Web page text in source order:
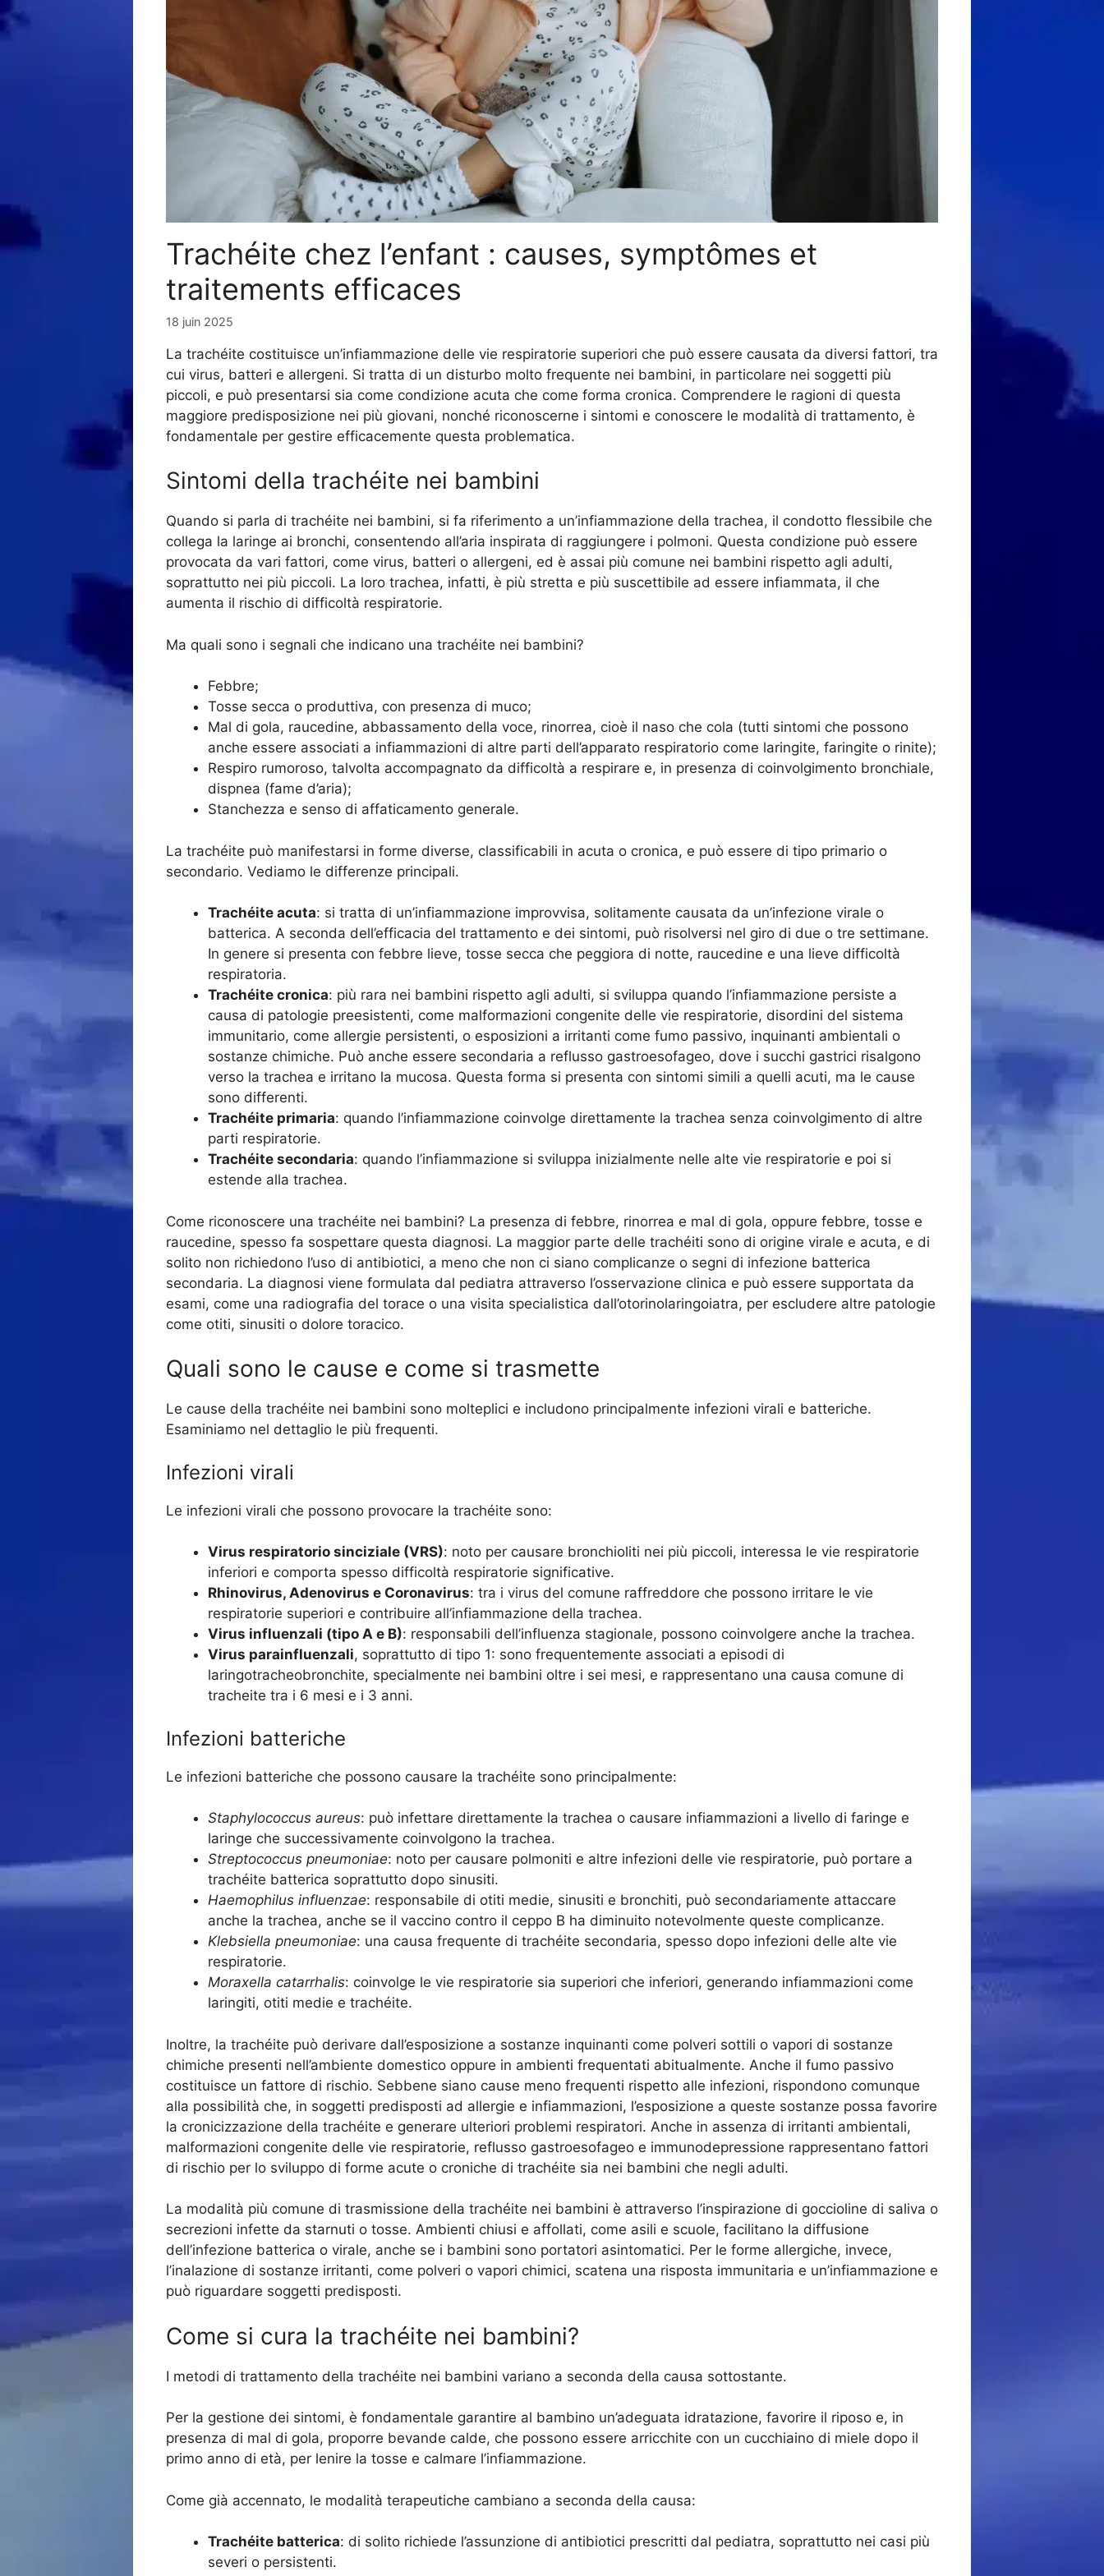
Trachéite chez l’enfant : causes, symptômes et
traitements efficaces
18 juin 2025
La trachéite costituisce un’infiammazione delle vie respiratorie superiori che può essere causata da diversi fattori, tra
cui virus, batteri e allergeni. Si tratta di un disturbo molto frequente nei bambini, in particolare nei soggetti più
piccoli, e può presentarsi sia come condizione acuta che come forma cronica. Comprendere le ragioni di questa
maggiore predisposizione nei più giovani, nonché riconoscerne i sintomi e conoscere le modalità di trattamento, è
fondamentale per gestire efficacemente questa problematica.
Sintomi della trachéite nei bambini
Quando si parla di trachéite nei bambini, si fa riferimento a un’infiammazione della trachea, il condotto flessibile che
collega la laringe ai bronchi, consentendo all’aria inspirata di raggiungere i polmoni. Questa condizione può essere
provocata da vari fattori, come virus, batteri o allergeni, ed è assai più comune nei bambini rispetto agli adulti,
soprattutto nei più piccoli. La loro trachea, infatti, è più stretta e più suscettibile ad essere infiammata, il che
aumenta il rischio di difficoltà respiratorie.
Ma quali sono i segnali che indicano una trachéite nei bambini?
Febbre;
Tosse secca o produttiva, con presenza di muco;
Mal di gola, raucedine, abbassamento della voce, rinorrea, cioè il naso che cola (tutti sintomi che possono
anche essere associati a infiammazioni di altre parti dell’apparato respiratorio come laringite, faringite o rinite);
Respiro rumoroso, talvolta accompagnato da difficoltà a respirare e, in presenza di coinvolgimento bronchiale,
dispnea (fame d’aria);
Stanchezza e senso di affaticamento generale.
La trachéite può manifestarsi in forme diverse, classificabili in acuta o cronica, e può essere di tipo primario o
secondario. Vediamo le differenze principali.
Trachéite acuta: si tratta di un’infiammazione improvvisa, solitamente causata da un’infezione virale o
batterica. A seconda dell’efficacia del trattamento e dei sintomi, può risolversi nel giro di due o tre settimane.
In genere si presenta con febbre lieve, tosse secca che peggiora di notte, raucedine e una lieve difficoltà
respiratoria.
Trachéite cronica: più rara nei bambini rispetto agli adulti, si sviluppa quando l’infiammazione persiste a
causa di patologie preesistenti, come malformazioni congenite delle vie respiratorie, disordini del sistema
immunitario, come allergie persistenti, o esposizioni a irritanti come fumo passivo, inquinanti ambientali o
sostanze chimiche. Può anche essere secondaria a reflusso gastroesofageo, dove i succhi gastrici risalgono
verso la trachea e irritano la mucosa. Questa forma si presenta con sintomi simili a quelli acuti, ma le cause
sono differenti.
Trachéite primaria: quando l’infiammazione coinvolge direttamente la trachea senza coinvolgimento di altre
parti respiratorie.
Trachéite secondaria: quando l’infiammazione si sviluppa inizialmente nelle alte vie respiratorie e poi si
estende alla trachea.
Come riconoscere una trachéite nei bambini? La presenza di febbre, rinorrea e mal di gola, oppure febbre, tosse e
raucedine, spesso fa sospettare questa diagnosi. La maggior parte delle trachéiti sono di origine virale e acuta, e di
solito non richiedono l’uso di antibiotici, a meno che non ci siano complicanze o segni di infezione batterica
secondaria. La diagnosi viene formulata dal pediatra attraverso l’osservazione clinica e può essere supportata da
esami, come una radiografia del torace o una visita specialistica dall’otorinolaringoiatra, per escludere altre patologie
come otiti, sinusiti o dolore toracico.
Quali sono le cause e come si trasmette
Le cause della trachéite nei bambini sono molteplici e includono principalmente infezioni virali e batteriche.
Esaminiamo nel dettaglio le più frequenti.
Infezioni virali
Le infezioni virali che possono provocare la trachéite sono:
Virus respiratorio sinciziale (VRS): noto per causare bronchioliti nei più piccoli, interessa le vie respiratorie
inferiori e comporta spesso difficoltà respiratorie significative.
Rhinovirus, Adenovirus e Coronavirus: tra i virus del comune raffreddore che possono irritare le vie
respiratorie superiori e contribuire all’infiammazione della trachea.
Virus influenzali (tipo A e B): responsabili dell’influenza stagionale, possono coinvolgere anche la trachea.
Virus parainfluenzali, soprattutto di tipo 1: sono frequentemente associati a episodi di
laringotracheobronchite, specialmente nei bambini oltre i sei mesi, e rappresentano una causa comune di
tracheite tra i 6 mesi e i 3 anni.
Infezioni batteriche
Le infezioni batteriche che possono causare la trachéite sono principalmente:
Staphylococcus aureus: può infettare direttamente la trachea o causare infiammazioni a livello di faringe e
laringe che successivamente coinvolgono la trachea.
Streptococcus pneumoniae: noto per causare polmoniti e altre infezioni delle vie respiratorie, può portare a
trachéite batterica soprattutto dopo sinusiti.
Haemophilus influenzae: responsabile di otiti medie, sinusiti e bronchiti, può secondariamente attaccare
anche la trachea, anche se il vaccino contro il ceppo B ha diminuito notevolmente queste complicanze.
Klebsiella pneumoniae: una causa frequente di trachéite secondaria, spesso dopo infezioni delle alte vie
respiratorie.
Moraxella catarrhalis: coinvolge le vie respiratorie sia superiori che inferiori, generando infiammazioni come
laringiti, otiti medie e trachéite.
Inoltre, la trachéite può derivare dall’esposizione a sostanze inquinanti come polveri sottili o vapori di sostanze
chimiche presenti nell’ambiente domestico oppure in ambienti frequentati abitualmente. Anche il fumo passivo
costituisce un fattore di rischio. Sebbene siano cause meno frequenti rispetto alle infezioni, rispondono comunque
alla possibilità che, in soggetti predisposti ad allergie e infiammazioni, l’esposizione a queste sostanze possa favorire
la cronicizzazione della trachéite e generare ulteriori problemi respiratori. Anche in assenza di irritanti ambientali,
malformazioni congenite delle vie respiratorie, reflusso gastroesofageo e immunodepressione rappresentano fattori
di rischio per lo sviluppo di forme acute o croniche di trachéite sia nei bambini che negli adulti.
La modalità più comune di trasmissione della trachéite nei bambini è attraverso l’inspirazione di goccioline di saliva o
secrezioni infette da starnuti o tosse. Ambienti chiusi e affollati, come asili e scuole, facilitano la diffusione
dell’infezione batterica o virale, anche se i bambini sono portatori asintomatici. Per le forme allergiche, invece,
l’inalazione di sostanze irritanti, come polveri o vapori chimici, scatena una risposta immunitaria e un’infiammazione e
può riguardare soggetti predisposti.
Come si cura la trachéite nei bambini?
I metodi di trattamento della trachéite nei bambini variano a seconda della causa sottostante.
Per la gestione dei sintomi, è fondamentale garantire al bambino un’adeguata idratazione, favorire il riposo e, in
presenza di mal di gola, proporre bevande calde, che possono essere arricchite con un cucchiaino di miele dopo il
primo anno di età, per lenire la tosse e calmare l’infiammazione.
Come già accennato, le modalità terapeutiche cambiano a seconda della causa:
Trachéite batterica: di solito richiede l’assunzione di antibiotici prescritti dal pediatra, soprattutto nei casi più
severi o persistenti.